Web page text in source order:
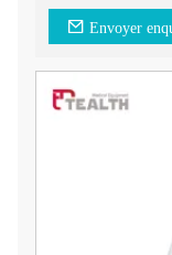
Envoyer